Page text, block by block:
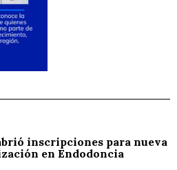
inscripciones para nueva
en Endodoncia